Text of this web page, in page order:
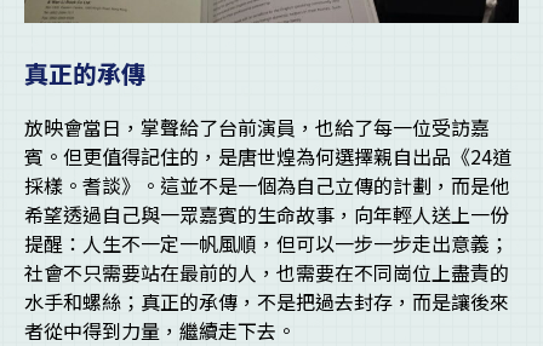
真正的承傳
放映會當日，掌聲給了台前演員，也給了每一位受訪嘉
賓。但更值得記住的，是唐世煌為何選擇親自出品《24道
採樣。耆談》。這並不是一個為自己立傳的計劃，而是他
希望透過自己與一眾嘉賓的生命故事，向年輕人送上一份
提醒：人生不一定一帆風順，但可以一步一步走出意義；
社會不只需要站在最前的人，也需要在不同崗位上盡責的
水手和螺絲；真正的承傳，不是把過去封存，而是讓後來
者從中得到力量，繼續走下去。